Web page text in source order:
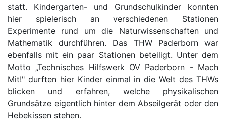
statt. Kindergarten- und Grundschulkinder konnten
hier spielerisch an verschiedenen Stationen
Experimente rund um die Naturwissenschaften und
Mathematik durchführen. Das THW Paderborn war
ebenfalls mit ein paar Stationen beteiligt. Unter dem
Motto „Technisches Hilfswerk OV Paderborn - Mach
Mit!" durften hier Kinder einmal in die Welt des THWs
blicken und erfahren, welche physikalischen
Grundsätze eigentlich hinter dem Abseilgerät oder den
Hebekissen stehen.